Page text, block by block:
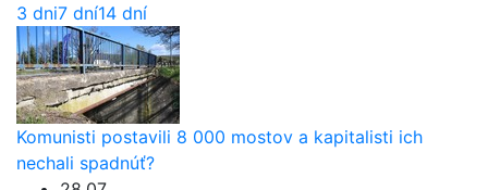
3 dni7 dní14 dní
Komunisti postavili 8 000 mostov a kapitalisti ich
nechali spadnúť?